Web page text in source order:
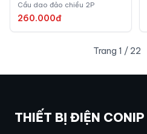
Cầu dao đảo chiều 2P
260.000đ
Trang 1 / 22
THIẾT BỊ ĐIỆN CONIP